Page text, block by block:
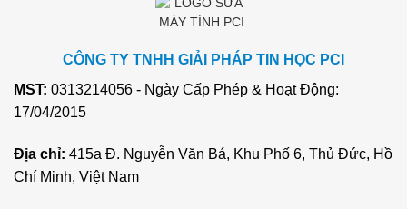
CÔNG TY TNHH GIẢI PHÁP TIN HỌC PCI
MST: 0313214056 - Ngày Cấp Phép & Hoạt Động:
17/04/2015
Địa chỉ: 415a Đ. Nguyễn Văn Bá, Khu Phố 6, Thủ Đức, Hồ
Chí Minh, Việt Nam